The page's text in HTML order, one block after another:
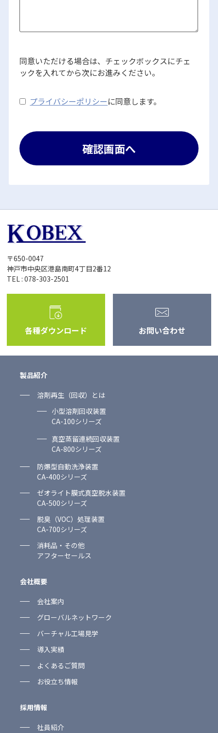
同意いただける場合は、チェックボックスにチェ
ックを入れてから次にお進みください。
プライバシーポリシーに同意します。
〒650-0047
神戸市中央区港島南町4丁目2番12
TEL : 078-303-2501
各種ダウンロード お問い合わせ
製品紹介
溶剤再生（回収）とは
小型溶剤回収装置
CA-100シリーズ
真空蒸留連続回収装置
CA-800シリーズ
防爆型自動洗浄装置
CA-400シリーズ
ゼオライト膜式真空脱水装置
CA-500シリーズ
脱臭（VOC）処理装置
CA-700シリーズ
消耗品・その他
アフターセールス
会社概要
会社案内
グローバルネットワーク
バーチャル工場見学
導入実績
よくあるご質問
お役立ち情報
採用情報
社員紹介